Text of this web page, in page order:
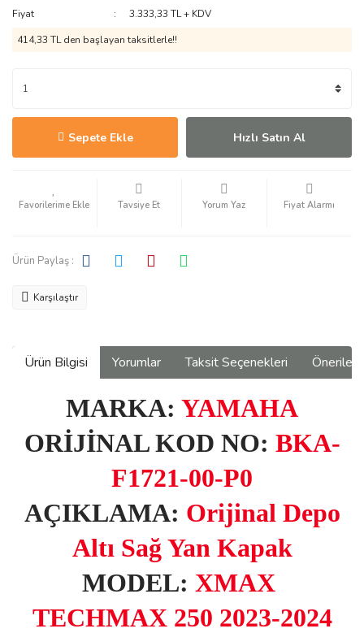
Fiyat
3.333,33 TL + KDV
414,33 TL den başlayan taksitlerle!!
Sepete Ekle Hızlı Satın Al
Tavsiye Et Yorum Yaz Fiyat Alarmı
Ürün Paylaş :
Karşılaştır
Ürün Bilgisi Yorumlar Taksit Seçenekleri
MARKA: YAMAHA
ORİJİNAL KOD NO: BKA-
F1721-00-P0
AÇIKLAMA: Orijinal Depo
Altı Sağ Yan Kapak
MODEL: XMAX
TECHMAX 250 2023-2024